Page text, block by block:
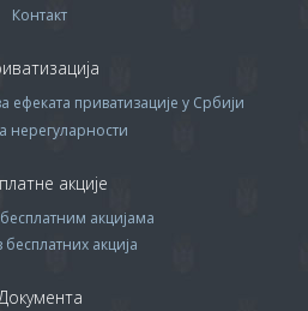
Контакт
ефеката приватизације у Србији
нерегуларности
акције
акцијама
бесплатних акција